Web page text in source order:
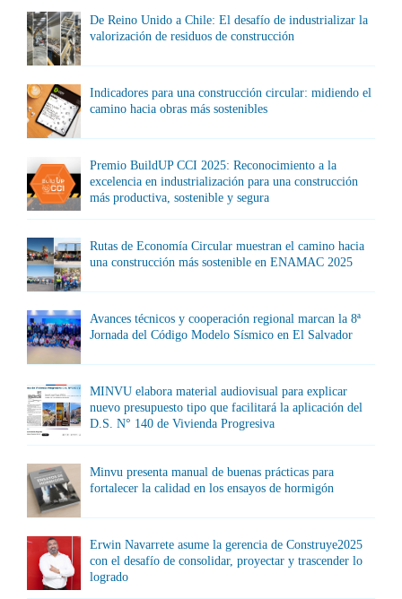
De Reino Unido a Chile: El desafío de industrializar la
valorización de residuos de construcción
Indicadores para una construcción circular: midiendo el
camino hacia obras más sostenibles
Premio BuildUP CCI 2025: Reconocimiento a la
excelencia en industrialización para una construcción
más productiva, sostenible y segura
Rutas de Economía Circular muestran el camino hacia
una construcción más sostenible en ENAMAC 2025
Avances técnicos y cooperación regional marcan la 8ª
Jornada del Código Modelo Sísmico en El Salvador
MINVU elabora material audiovisual para explicar
nuevo presupuesto tipo que facilitará la aplicación del
D.S. N° 140 de Vivienda Progresiva
Minvu presenta manual de buenas prácticas para
fortalecer la calidad en los ensayos de hormigón
Erwin Navarrete asume la gerencia de Construye2025
con el desafío de consolidar, proyectar y trascender lo
logrado